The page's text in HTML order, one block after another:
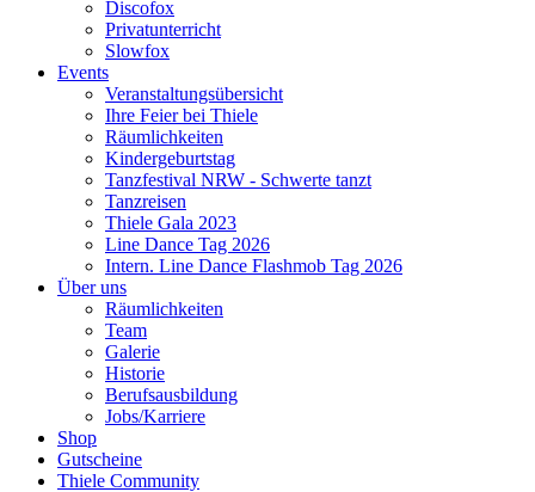
Discofox
Privatunterricht
Slowfox
Events
Veranstaltungsübersicht
Ihre Feier bei Thiele
Räumlichkeiten
Kindergeburtstag
Tanzfestival NRW - Schwerte tanzt
Tanzreisen
Thiele Gala 2023
Line Dance Tag 2026
Intern. Line Dance Flashmob Tag 2026
Über uns
Räumlichkeiten
Team
Galerie
Historie
Berufsausbildung
Jobs/Karriere
Shop
Gutscheine
Thiele Community